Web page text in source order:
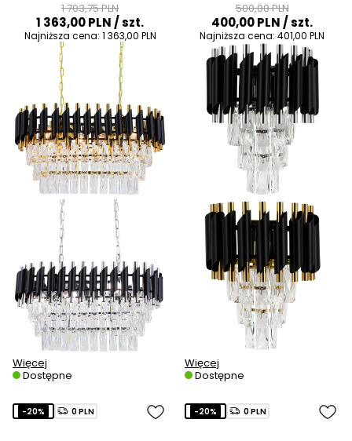
1 703,75 PLN
1 363,00 PLN/ szt.
Najniższa cena: 1 363,00 PLN
Więcej
Dostępne
500,00 PLN
400,00 PLN/ szt.
Najniższa cena: 401,00 PLN
Więcej
Dostępne
-20% 0 PLN -20% 0 PLN